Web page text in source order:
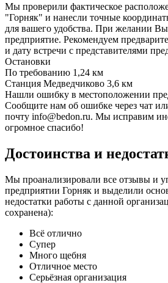
Мы проверили фактическое
"Горняк" и нанесли точные
для вашего удобства. При желании
предприятие. Рекомендуем
и дату встречи с представителями
Остановки
По требованию 1,24 км
Станция Медведчиково 3,6 км
Нашли ошибку в местоположении
Сообщите нам об ошибке через чат
почту info@bedon.ru. Мы исправим
огромное спасибо!
Достоинства и
Мы проанализировали все отзывы и
предприятии Горняк и выделили
недостатки работы с данной
сохранена):
Всё отлично
Супер
Много щебня
Отличное место
Серьёзная организация